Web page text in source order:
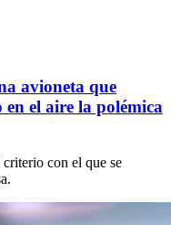
avioneta que
en el aire la polémica
con el que se